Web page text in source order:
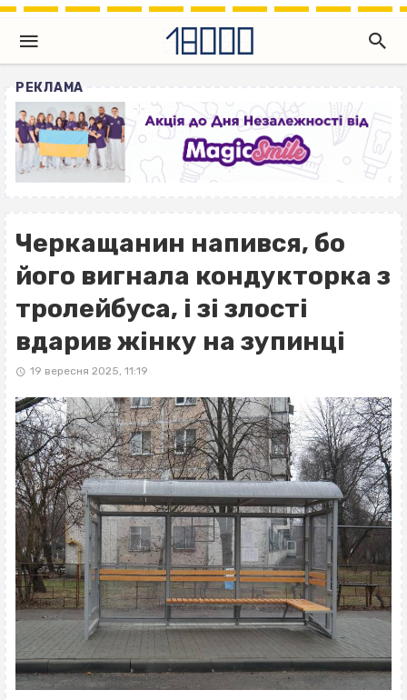
РЕКЛАМА
Черкащанин напився, бо
його вигнала кондукторка з
тролейбуса, і зі злості
вдарив жінку на зупинці
19 вересня 2025, 11:19